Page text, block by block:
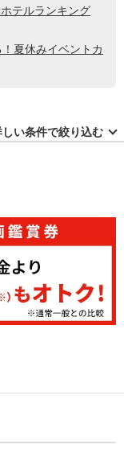
テルランキング
夏休みイベントカ
しい条件で絞り込む